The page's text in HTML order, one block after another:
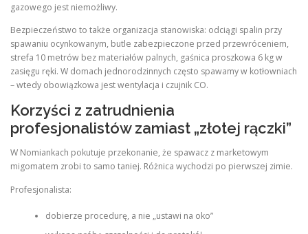
gazowego jest niemożliwy.
Bezpieczeństwo to także organizacja stanowiska: odciągi spalin przy
spawaniu ocynkowanym, butle zabezpieczone przed przewróceniem,
strefa 10 metrów bez materiałów palnych, gaśnica proszkowa 6 kg w
zasięgu ręki. W domach jednorodzinnych często spawamy w kotłowniach
– wtedy obowiązkowa jest wentylacja i czujnik CO.
Korzyści z zatrudnienia
profesjonalistów zamiast „złotej rączki”
W Nomiankach pokutuje przekonanie, że spawacz z marketowym
migomatem zrobi to samo taniej. Różnica wychodzi po pierwszej zimie.
Profesjonalista:
dobierze procedurę, a nie „ustawi na oko”